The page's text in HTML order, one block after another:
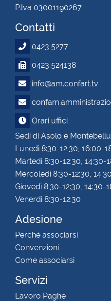
P.Iva 03001190267
Contatti
0423 5277
0423 524138
info@am.confart.tv
Orari uffici
Sedi di Asolo e
Lunedì 8:30-12:30, 16:00-
Martedì 8:30-12:30, 14:30-
Mercoledì 8:30-12:30,
Giovedì 8:30-12:30, 14:30-
Venerdì 8:30-12:30
Adesione
Perchè associarsi
Convenzioni
Come associarsi
Servizi
Lavoro Paghe